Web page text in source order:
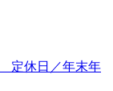
定休日／年末年